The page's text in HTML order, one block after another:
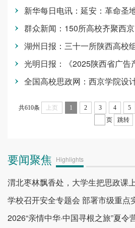
共610条 上页 1 2 3 4 5
页
跳转
要闻聚焦 Highlights
渭北枣林飘香处，大学生把思政课